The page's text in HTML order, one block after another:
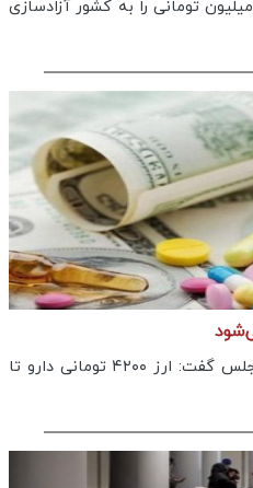
ورود خودروهای خارجی ۵۰ تا ۲۰۰ میلیون تومانی را به کشور آزادسازی
عضو کمیسیون برنامه و بودجه مجلس گفت: ارز ۴۲۰۰ تومانی دارو تا